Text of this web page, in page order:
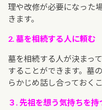
理や改修が必要になった
きます。
2. 墓を相続する人に頼む
墓を相続する人が決まっ
することができます。墓
らかじめ話し合っておく
３. 先祖を想う気持ちを持